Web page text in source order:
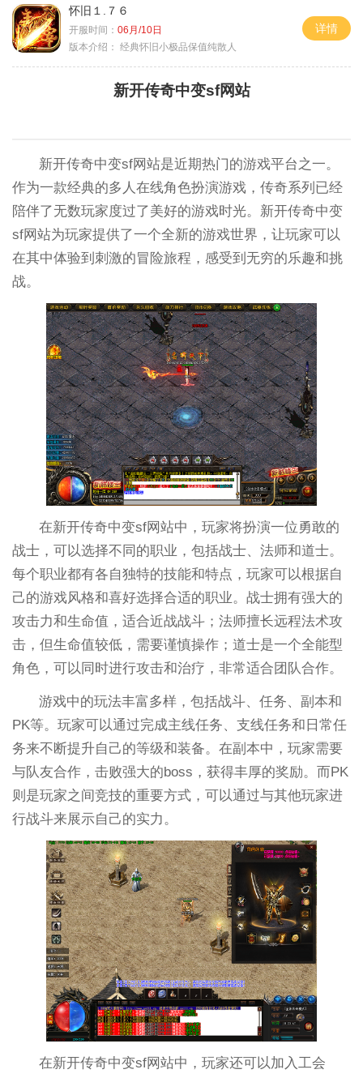
怀旧１.７６
开服时间： 06月/10日
版本介绍： 经典怀旧小极品保值纯散人
详情
新开传奇中变sf网站
新开传奇中变sf网站是近期热门的游戏平台之一。
作为一款经典的多人在线角色扮演游戏，传奇系列已经
陪伴了无数玩家度过了美好的游戏时光。新开传奇中变
sf网站为玩家提供了一个全新的游戏世界，让玩家可以
在其中体验到刺激的冒险旅程，感受到无穷的乐趣和挑
战。
在新开传奇中变sf网站中，玩家将扮演一位勇敢的
战士，可以选择不同的职业，包括战士、法师和道士。
每个职业都有各自独特的技能和特点，玩家可以根据自
己的游戏风格和喜好选择合适的职业。战士拥有强大的
攻击力和生命值，适合近战战斗；法师擅长远程法术攻
击，但生命值较低，需要谨慎操作；道士是一个全能型
角色，可以同时进行攻击和治疗，非常适合团队合作。
游戏中的玩法丰富多样，包括战斗、任务、副本和
PK等。玩家可以通过完成主线任务、支线任务和日常任
务来不断提升自己的等级和装备。在副本中，玩家需要
与队友合作，击败强大的boss，获得丰厚的奖励。而PK
则是玩家之间竞技的重要方式，可以通过与其他玩家进
行战斗来展示自己的实力。
在新开传奇中变sf网站中，玩家还可以加入工会